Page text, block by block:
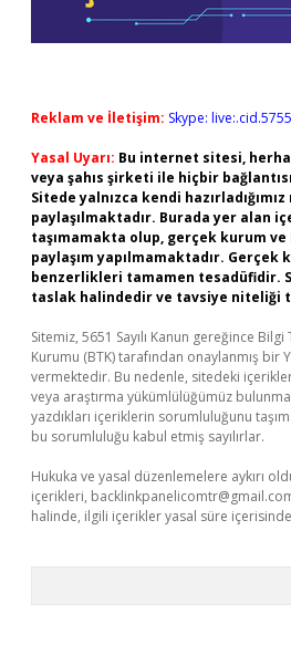
Reklam ve İletişim: Skype:
Yasal Uyarı: Bu internet sitesi,
veya şahıs şirketi ile hiçbir
Sitede yalnızca kendi
paylaşılmaktadır. Burada yer alan
taşımamakta olup, gerçek kurum
paylaşım yapılmamaktadır.
benzerlikleri tamamen tesadüfidir.
taslak halindedir ve tavsiye niteliği
Sitemiz, 5651 Sayılı Kanun gereğince
Kurumu (BTK) tarafından onaylanmış bir
vermektedir. Bu nedenle, sitedeki
veya araştırma yükümlülüğümüz
yazdıkları içeriklerin sorumluluğunu
bu sorumluluğu kabul etmiş sayılırlar.
Hukuka ve yasal düzenlemelere aykırı
içerikleri,
halinde, ilgili içerikler yasal süre